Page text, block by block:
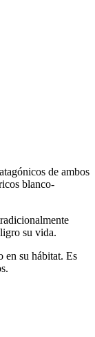
de ambos
blanco-
su vida.
en su hábitat. Es